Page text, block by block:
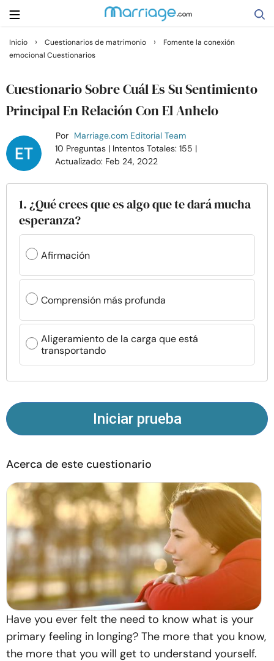
Buscar
Casarse
Relaciones
Familia
Ayuda
Cursos
Recursos
Comunidad
Encuentra un terapeuta
Sobre nosotros Contáctanos Escríbenos
Publicidad con
Inicio › Cuestionarios de matrimonio ›
Fomente la conexión
emocional Cuestionarios
Cuestionario Sobre Cuál Es Su Sentimiento
Principal En Relación Con El Anhelo
Por Marriage.com Editorial Team
10 Preguntas | Intentos Totales: 155 |
Actualizado: Feb 24, 2022
1. ¿Qué crees que es algo que te dará mucha
esperanza?
Afirmación
Comprensión más profunda
Aligeramiento de la carga que está
transportando
Iniciar prueba
Acerca de este cuestionario
Have you ever felt the need to know what is your
primary feeling in longing? The more that you know,
the more that you will get to understand yourself.